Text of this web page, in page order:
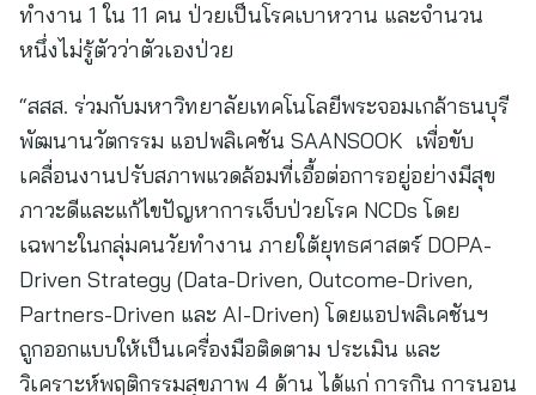
ทำงาน 1 ใน 11 คน ป่วยเป็นโรคเบาหวาน และจำนวน
หนึ่งไม่รู้ตัวว่าตัวเองป่วย
“สสส. ร่วมกับมหาวิทยาลัยเทคโนโลยีพระจอมเกล้าธนบุรี
พัฒนานวัตกรรม แอปพลิเคชัน SAANSOOK เพื่อขับ
เคลื่อนงานปรับสภาพแวดล้อมที่เอื้อต่อการอยู่อย่างมีสุข
ภาวะดีและแก้ไขปัญหาการเจ็บป่วยโรค NCDs โดย
เฉพาะในกลุ่มคนวัยทำงาน ภายใต้ยุทธศาสตร์ DOPA-
Driven Strategy (Data-Driven, Outcome-Driven,
Partners-Driven และ AI-Driven) โดยแอปพลิเคชันฯ
ถูกออกแบบให้เป็นเครื่องมือติดตาม ประเมิน และ
วิเคราะห์พฤติกรรมสุขภาพ 4 ด้าน ได้แก่ การกิน การนอน